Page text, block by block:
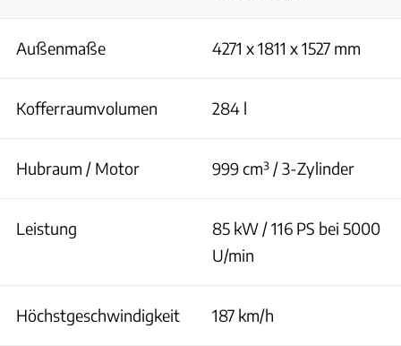
Außenmaße 4271 x 1811 x 1527 mm
Kofferraumvolumen 284 l
Hubraum / Motor 999 cm³ / 3-Zylinder
Leistung
85 kW / 116 PS bei 5000
U/min
Höchstgeschwindigkeit 187 km/h